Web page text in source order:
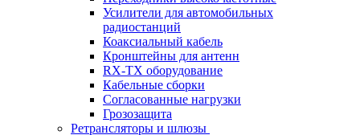
Усилители для автомобильных
радиостанций
Коаксиальный кабель
Кронштейны для антенн
RX-TX оборудование
Кабельные сборки
Согласованные нагрузки
Грозозащита
Ретрансляторы и шлюзы